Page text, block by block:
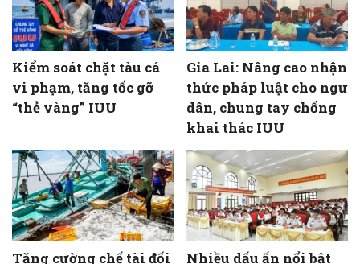
Kiểm soát chặt tàu cá
vi phạm, tăng tốc gỡ
“thẻ vàng” IUU
Gia Lai: Nâng cao nhận
thức pháp luật cho ngư
dân, chung tay chống
khai thác IUU
Tăng cường chế tài đối Nhiều dấu ấn nổi bật